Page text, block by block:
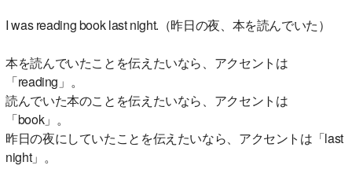
I was reading book last night.（昨日の夜、本を読んでいた）
本を読んでいたことを伝えたいなら、アクセントは
「reading」。
読んでいた本のことを伝えたいなら、アクセントは
「book」。
昨日の夜にしていたことを伝えたいなら、アクセントは「last
night」。